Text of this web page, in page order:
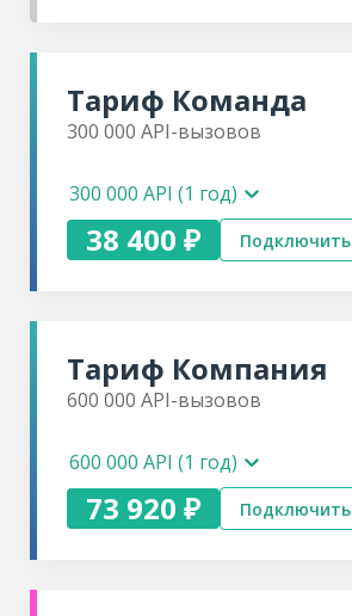
Тариф Команда
300 000 API-вызовов
300 000 API (1 год)
38 400 ₽ Подключить
Тариф Компания
600 000 API-вызовов
600 000 API (1 год)
73 920 ₽ Подключить